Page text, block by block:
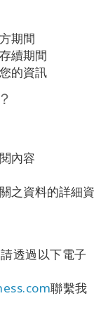
期間
續期間
的資訊
內容
之資料的詳細資
透過以下電子
聯繫我